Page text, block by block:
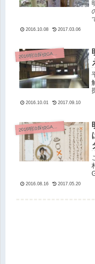
2016.10.08 2017.03.06
2016明治探偵GAME 明治連続神隠しの怪 問題と解答
2016.10.01 2017.09.10
2016明治探偵GAME 明治連続神隠しの怪 問題と解答
2016.08.16 2017.05.20